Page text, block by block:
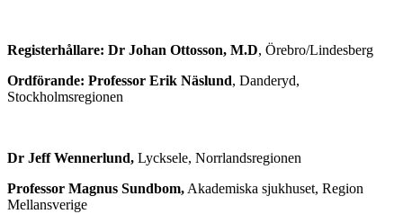
Registerhållare: Dr Johan Ottosson, M.D, Örebro/Lindesberg
Ordförande: Professor Erik Näslund, Danderyd,
Stockholmsregionen
Dr Jeff Wennerlund, Lycksele, Norrlandsregionen
Professor Magnus Sundbom, Akademiska sjukhuset, Region
Mellansverige